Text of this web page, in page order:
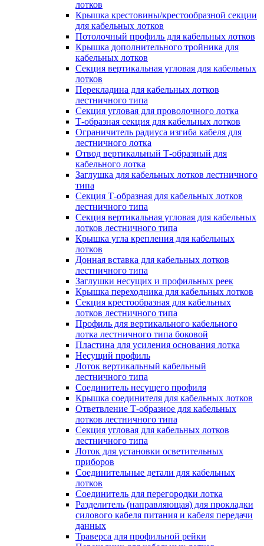
лотков
Крышка крестовины/крестообразной секции
для кабельных лотков
Потолочный профиль для кабельных лотков
Крышка дополнительного тройника для
кабельных лотков
Секция вертикальная угловая для кабельных
лотков
Перекладина для кабельных лотков
лестничного типа
Секция угловая для проволочного лотка
Т-образная секция для кабельных лотков
Ограничитель радиуса изгиба кабеля для
лестничного лотка
Отвод вертикальный Т-образный для
кабельного лотка
Заглушка для кабельных лотков лестничного
типа
Секция Т-образная для кабельных лотков
лестничного типа
Секция вертикальная угловая для кабельных
лотков лестничного типа
Крышка угла крепления для кабельных
лотков
Донная вставка для кабельных лотков
лестничного типа
Заглушки несущих и профильных реек
Крышка переходника для кабельных лотков
Секция крестообразная для кабельных
лотков лестничного типа
Профиль для вертикального кабельного
лотка лестничного типа боковой
Пластина для усиления основания лотка
Несущий профиль
Лоток вертикальный кабельный
лестничного типа
Соединитель несущего профиля
Крышка соединителя для кабельных лотков
Ответвление Т-образное для кабельных
лотков лестничного типа
Секция угловая для кабельных лотков
лестничного типа
Лоток для установки осветительных
приборов
Соединительные детали для кабельных
лотков
Соединитель для перегородки лотка
Разделитель (направляющая) для прокладки
силового кабеля питания и кабеля передачи
данных
Траверса для профильной рейки